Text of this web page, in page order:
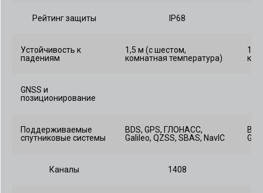
Рейтинг защиты IP68
Устойчивость к
падениям
1,5 м (с шестом,
комнатная температура)
1,5
GNSS и
позиционирование
Поддерживаемые
спутниковые системы
BDS, GPS, ГЛОНАСС,
Galileo, QZSS, SBAS, NavIC
Каналы 1408